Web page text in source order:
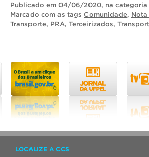
Publicado em 04/06/2020, na categoria
Marcado com as tags Comunidade, Nota
Transporte, PRA, Terceirizados,
LOCALIZE A CCS